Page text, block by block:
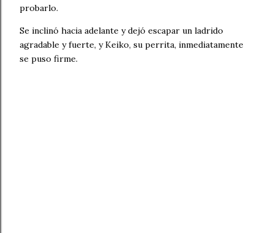
probarlo.
Se inclinó hacia adelante y dejó escapar un ladrido
agradable y fuerte, y Keiko, su perrita, inmediatamente
se puso firme.